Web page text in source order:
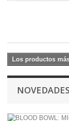
Los productos
NOVEDADES